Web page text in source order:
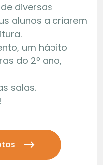
diversas
alunos a criarem
um hábito
do 2º ano,
salas.